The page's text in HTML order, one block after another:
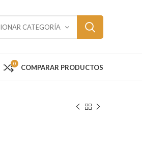
CATEGORÍA
0 COMPARAR PRODUCTOS